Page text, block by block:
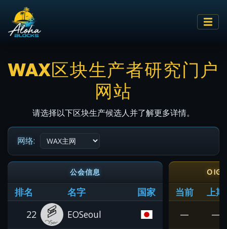
WAX区块生产者研究门户
网站
请选择以下区块生产候选人并了解更多详情。
网络:
公会信息 OIG
排名 名字 国家 当前
上期
22
EOSeoul — —